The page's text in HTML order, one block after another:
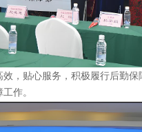
，贴心服务，积极履行后勤
作。